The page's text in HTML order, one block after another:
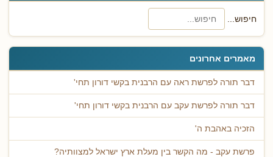
חיפוש...
מאמרים אחרונים
דבר תורה לפרשת ראה עם הרבנית בקשי דורון תחי'
דבר תורה לפרשת עקב עם הרבנית בקשי דורון תחי'
הזכיה באהבת ה'
פרשת עקב - מה הקשר בין מעלת ארץ ישראל למצוותיה?